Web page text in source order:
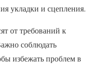
укладки и сцепления.
от требований к
соблюдать
избежать проблем в